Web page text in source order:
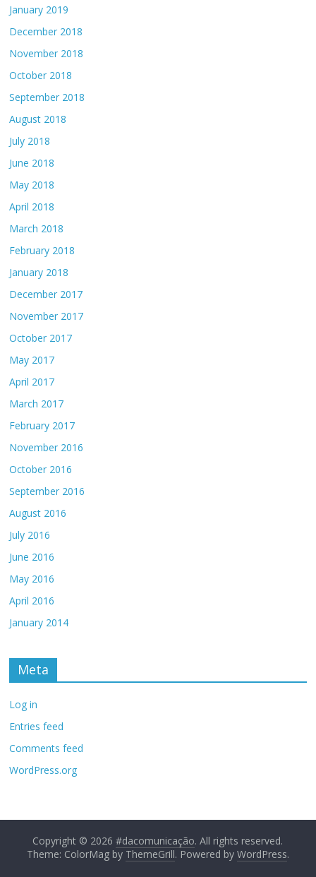
January 2019
December 2018
November 2018
October 2018
September 2018
August 2018
July 2018
June 2018
May 2018
April 2018
March 2018
February 2018
January 2018
December 2017
November 2017
October 2017
May 2017
April 2017
March 2017
February 2017
November 2016
October 2016
September 2016
August 2016
July 2016
June 2016
May 2016
April 2016
January 2014
Meta
Log in
Entries feed
Comments feed
WordPress.org
Copyright © 2026#dacomunicação. All rights reserved.
Theme: ColorMag by ThemeGrill. Powered by WordPress.